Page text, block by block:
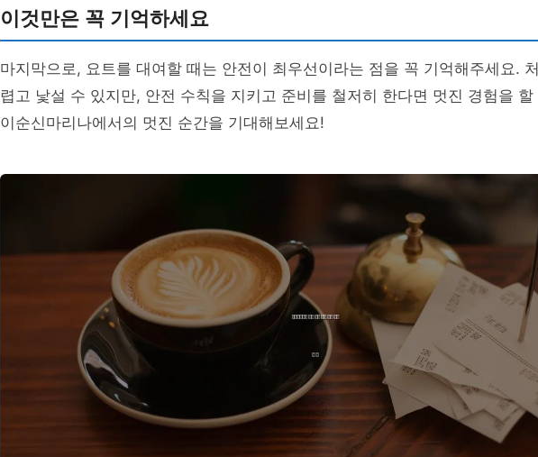
이것만은 꼭 기억하세요
마지막으로, 요트를 대여할 때는 안전이 최우선이라는 점을 꼭 기억해주세요.
렵고 낯설 수 있지만, 안전 수칙을 지키고 준비를 철저히 한다면 멋진 경험을 할
이순신마리나에서의 멋진 순간을 기대해보세요!